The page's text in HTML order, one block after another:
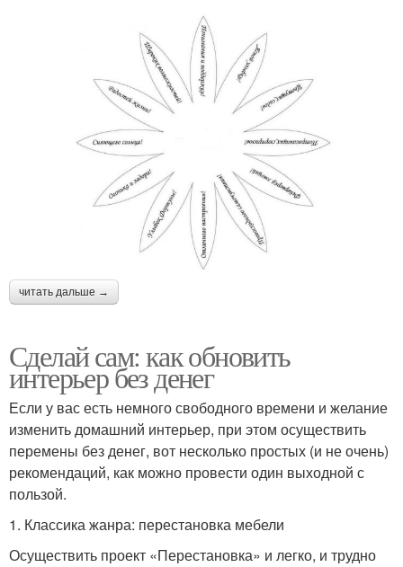
читать дальше →
Сделай сам: как обновить
интерьер без денег
Если у вас есть немного свободного времени и желание
изменить домашний интерьер, при этом осуществить
перемены без денег, вот несколько простых (и не очень)
рекомендаций, как можно провести один выходной с
пользой.
1. Классика жанра: перестановка мебели
Осуществить проект «Перестановка» и легко, и трудно